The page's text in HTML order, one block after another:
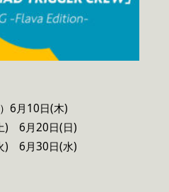
6月10日(木)
) 6月20日(日)
) 6月30日(水)